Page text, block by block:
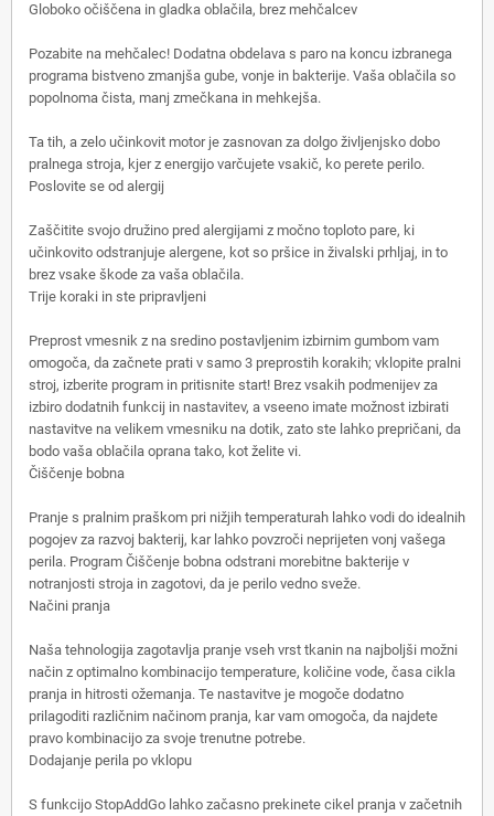
Globoko očiščena in gladka oblačila, brez mehčalcev
Pozabite na mehčalec! Dodatna obdelava s paro na koncu izbranega
programa bistveno zmanjša gube, vonje in bakterije. Vaša oblačila so
popolnoma čista, manj zmečkana in mehkejša.
Ta tih, a zelo učinkovit motor je zasnovan za dolgo življenjsko dobo
pralnega stroja, kjer z energijo varčujete vsakič, ko perete perilo.
Poslovite se od alergij
Zaščitite svojo družino pred alergijami z močno toploto pare, ki
učinkovito odstranjuje alergene, kot so pršice in živalski prhljaj, in to
brez vsake škode za vaša oblačila.
Trije koraki in ste pripravljeni
Preprost vmesnik z na sredino postavljenim izbirnim gumbom vam
omogoča, da začnete prati v samo 3 preprostih korakih; vklopite pralni
stroj, izberite program in pritisnite start! Brez vsakih podmenijev za
izbiro dodatnih funkcij in nastavitev, a vseeno imate možnost izbirati
nastavitve na velikem vmesniku na dotik, zato ste lahko prepričani, da
bodo vaša oblačila oprana tako, kot želite vi.
Čiščenje bobna
Pranje s pralnim praškom pri nižjih temperaturah lahko vodi do idealnih
pogojev za razvoj bakterij, kar lahko povzroči neprijeten vonj vašega
perila. Program Čiščenje bobna odstrani morebitne bakterije v
notranjosti stroja in zagotovi, da je perilo vedno sveže.
Načini pranja
Naša tehnologija zagotavlja pranje vseh vrst tkanin na najboljši možni
način z optimalno kombinacijo temperature, količine vode, časa cikla
pranja in hitrosti ožemanja. Te nastavitve je mogoče dodatno
prilagoditi različnim načinom pranja, kar vam omogoča, da najdete
pravo kombinacijo za svoje trenutne potrebe.
Dodajanje perila po vklopu
S funkcijo StopAddGo lahko začasno prekinete cikel pranja v začetnih